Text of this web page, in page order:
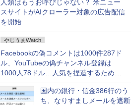
人類はもうお呼びじゃない？ 米ニュー
スサイトがAIクローラー対象の広告配信
を開始
やじうまWatch
Facebookの偽コメントは1000件287ド
ル、YouTubeの偽チャンネル登録は
1000人78ドル…人気を捏造するための
価格リストが公開中
国内の銀行・信金386行のう
ち、なりすましメールを遮断